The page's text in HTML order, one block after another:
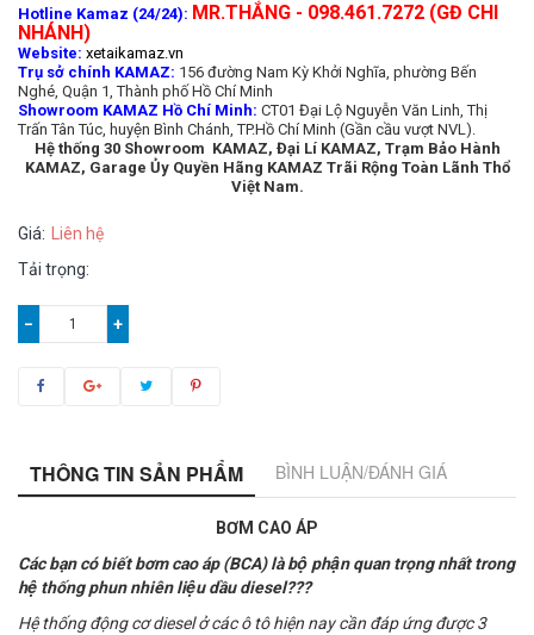
Hotline Kamaz (24/24): MR.THẮNG - 098.461.7272 (GĐ CHI
NHÁNH)
Website: xetaikamaz.vn
Trụ sở chính KAMAZ: 156 đường Nam Kỳ Khởi Nghĩa, phường Bến
Nghé, Quận 1, Thành phố Hồ Chí Minh
Showroom KAMAZ Hồ Chí Minh: CT01 Đại Lộ Nguyễn Văn Linh, Thị
Trấn Tân Túc, huyện Bình Chánh, TP.Hồ Chí Minh (Gần cầu vượt NVL).
Hệ thống 30 Showroom KAMAZ, Đại Lí KAMAZ, Trạm Bảo Hành
KAMAZ, Garage Ủy Quyền Hãng KAMAZ Trãi Rộng Toàn Lãnh Thổ
Việt Nam.
Giá:
Liên hệ
Tải trọng:
− +
THÔNG TIN SẢN PHẨM BÌNH LUẬN/ĐÁNH GIÁ
BƠM CAO ÁP
Các bạn có biết bơm cao áp (BCA) là bộ phận quan trọng nhất trong
hệ thống phun nhiên liệu dầu diesel???
Hệ thống động cơ diesel ở các ô tô hiện nay cần đáp ứng được 3